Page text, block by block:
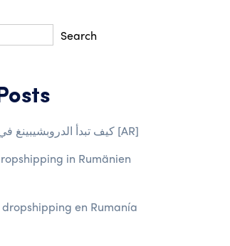
Search
كيف تبدأ الدروبشيبينغ في رومانيا في 2026 [AR]
in Rumänien
en Rumanía